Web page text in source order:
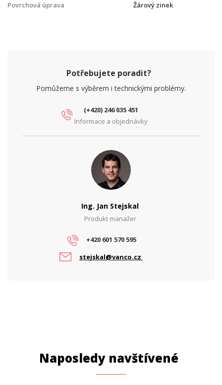
Povrchová úprava
Žárový zinek
Potřebujete poradit?
Pomůžeme s výběrem i technickými problémy.
(+420) 246 035 451
Informace a objednávky
Ing. Jan Stejskal
Produkt manažer
+420 601 570 595
stejskal@vanco.cz
Naposledy navštívené